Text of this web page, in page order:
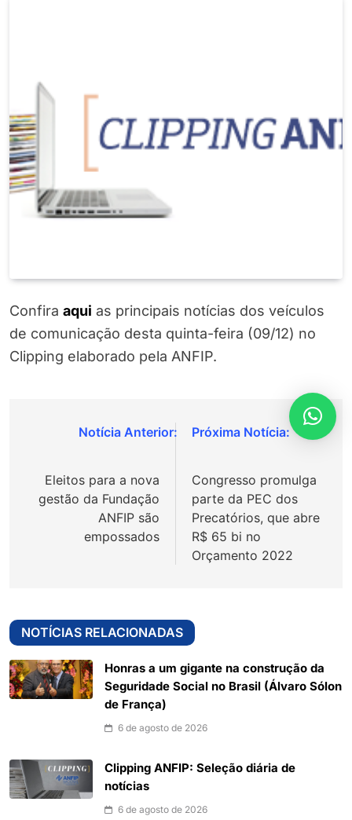
Confira aqui as principais notícias dos veículos
de comunicação desta quinta-feira (09/12) no
Clipping elaborado pela ANFIP.
Navegação
Post
Eleitos para a nova
gestão da Fundação
ANFIP são
empossados
Congresso promulga
parte da PEC dos
Precatórios, que abre
R$ 65 bi no
Orçamento 2022
NOTÍCIAS RELACIONADAS
Honras a um gigante na construção da
Seguridade Social no Brasil (Álvaro Sólon
de França)
6 de agosto de 2026
Clipping ANFIP: Seleção diária de
notícias
6 de agosto de 2026